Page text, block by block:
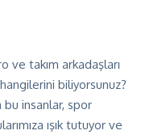
ve takım arkadaşları
biliyorsunuz?
bu insanlar, spor
ışık tutuyor ve